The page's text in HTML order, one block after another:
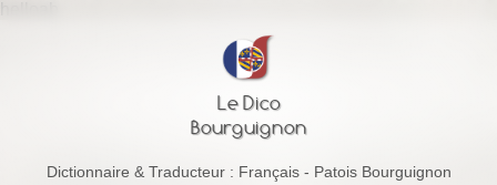
Le Dico
Bourguignon
Dictionnaire & Traducteur : Français - Patois Bourguignon